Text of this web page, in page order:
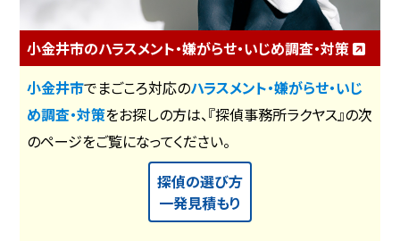
小金井市のハラスメント・嫌がらせ・いじめ調査・対策
小金井市でまごころ対応のハラスメント・嫌がらせ・いじ
め調査・対策をお探しの方は、『探偵事務所ラクヤス』の次
のページをご覧になってください。
探偵の選び方
一発見積もり